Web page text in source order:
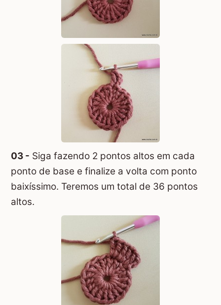
03 - Siga fazendo 2 pontos altos em cada
ponto de base e finalize a volta com ponto
baixíssimo. Teremos um total de 36 pontos
altos.